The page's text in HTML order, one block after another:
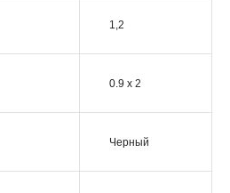
1,2
0.9 x 2
Черный